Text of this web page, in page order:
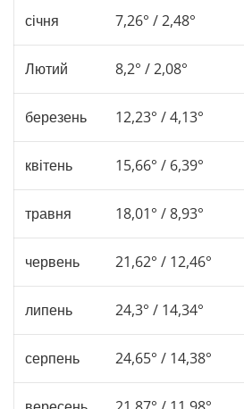
січня 7,26° / 2,48°
Лютий 8,2° / 2,08°
березень 12,23° / 4,13°
квітень 15,66° / 6,39°
травня 18,01° / 8,93°
червень 21,62° / 12,46°
липень 24,3° / 14,34°
серпень 24,65° / 14,38°